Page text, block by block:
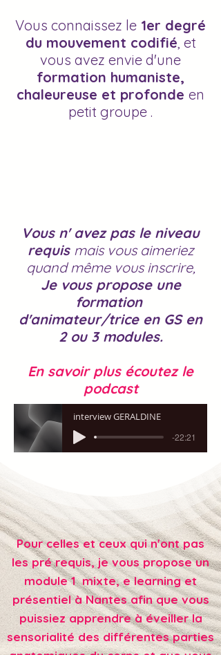
Vous connaissez le 1er degré
du mouvement codifié, et
vous avez envie d'une
formation humaniste,
chaleureuse et profonde en
petit groupe .
Vous n' avez pas le niveau
requis mais vous aimeriez
quand même vous inscrire,
Je vous propose une
formation
d'animateur/trice en GS en
2 ou 3 modules.
En savoir plus écoutez le
podcast
interview GERALDINE
-22:21
Pour celles et ceux qui n'ont pas
les pré requis, je vous propose un
module 1 mixte, e learning et
présentiel à Nantes afin que vous
puissiez apprendre à éveiller la
sensorialité des différentes parties